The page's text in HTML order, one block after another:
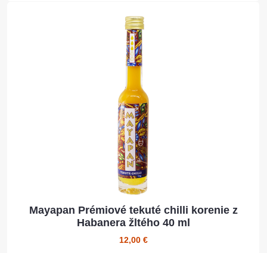
Mayapan Prémiové tekuté chilli korenie z
Habanera žltého 40 ml
12,00 €